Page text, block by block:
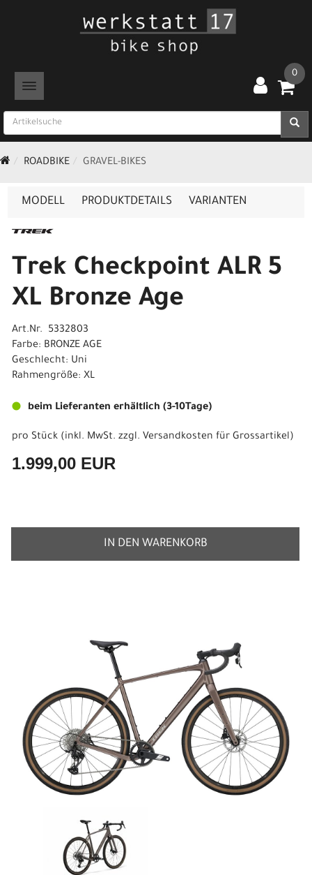
TOGGLE NAVIGATION
0
ROADBIKE GRAVEL-BIKES
MODELL PRODUKTDETAILS VARIANTEN
Trek Checkpoint ALR 5
XL Bronze Age
Art.Nr. 5332803
Farbe: BRONZE AGE
Geschlecht: Uni
Rahmengröße: XL
beim Lieferanten erhältlich (3-10Tage)
pro Stück (inkl. MwSt. zzgl. Versandkosten für Grossartikel)
1.999,00 EUR
IN DEN WARENKORB